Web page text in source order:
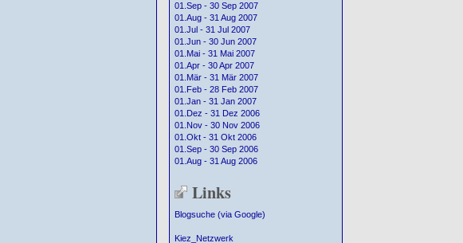
01.Sep - 30 Sep 2007
01.Aug - 31 Aug 2007
01.Jul - 31 Jul 2007
01.Jun - 30 Jun 2007
01.Mai - 31 Mai 2007
01.Apr - 30 Apr 2007
01.Mär - 31 Mär 2007
01.Feb - 28 Feb 2007
01.Jan - 31 Jan 2007
01.Dez - 31 Dez 2006
01.Nov - 30 Nov 2006
01.Okt - 31 Okt 2006
01.Sep - 30 Sep 2006
01.Aug - 31 Aug 2006
Links
Blogsuche (via Google)
Kiez_Netzwerk